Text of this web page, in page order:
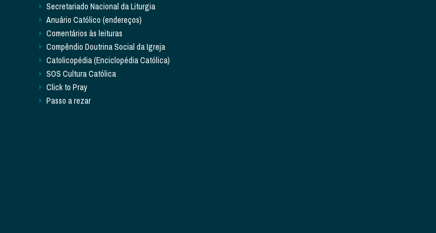
Secretariado Nacional da Liturgia
Anuário Católico (endereços)
Comentários às leituras
Compêndio Doutrina Social da Igreja
Catolicopédia (Enciclopédia Católica)
SOS Cultura Católica
Click to Pray
Passo a rezar